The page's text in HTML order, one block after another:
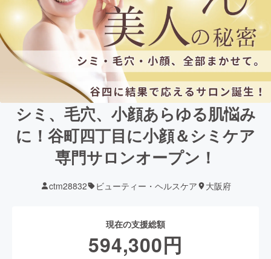
シミ、毛穴、小顔あらゆる肌悩み
に！谷町四丁目に小顔＆シミケア
専門サロンオープン！
ctm28832 ビューティー・ヘルスケア 大阪府
現在の支援総額
594,300円